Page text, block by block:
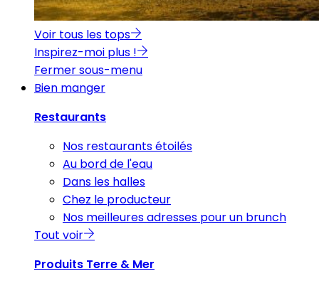
Voir tous les tops
Inspirez-moi plus !
Fermer sous-menu
Bien manger
Restaurants
Nos restaurants étoilés
Au bord de l'eau
Dans les halles
Chez le producteur
Nos meilleures adresses pour un brunch
Tout voir
Produits Terre & Mer